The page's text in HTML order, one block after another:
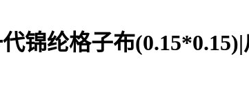
锦纶格子布